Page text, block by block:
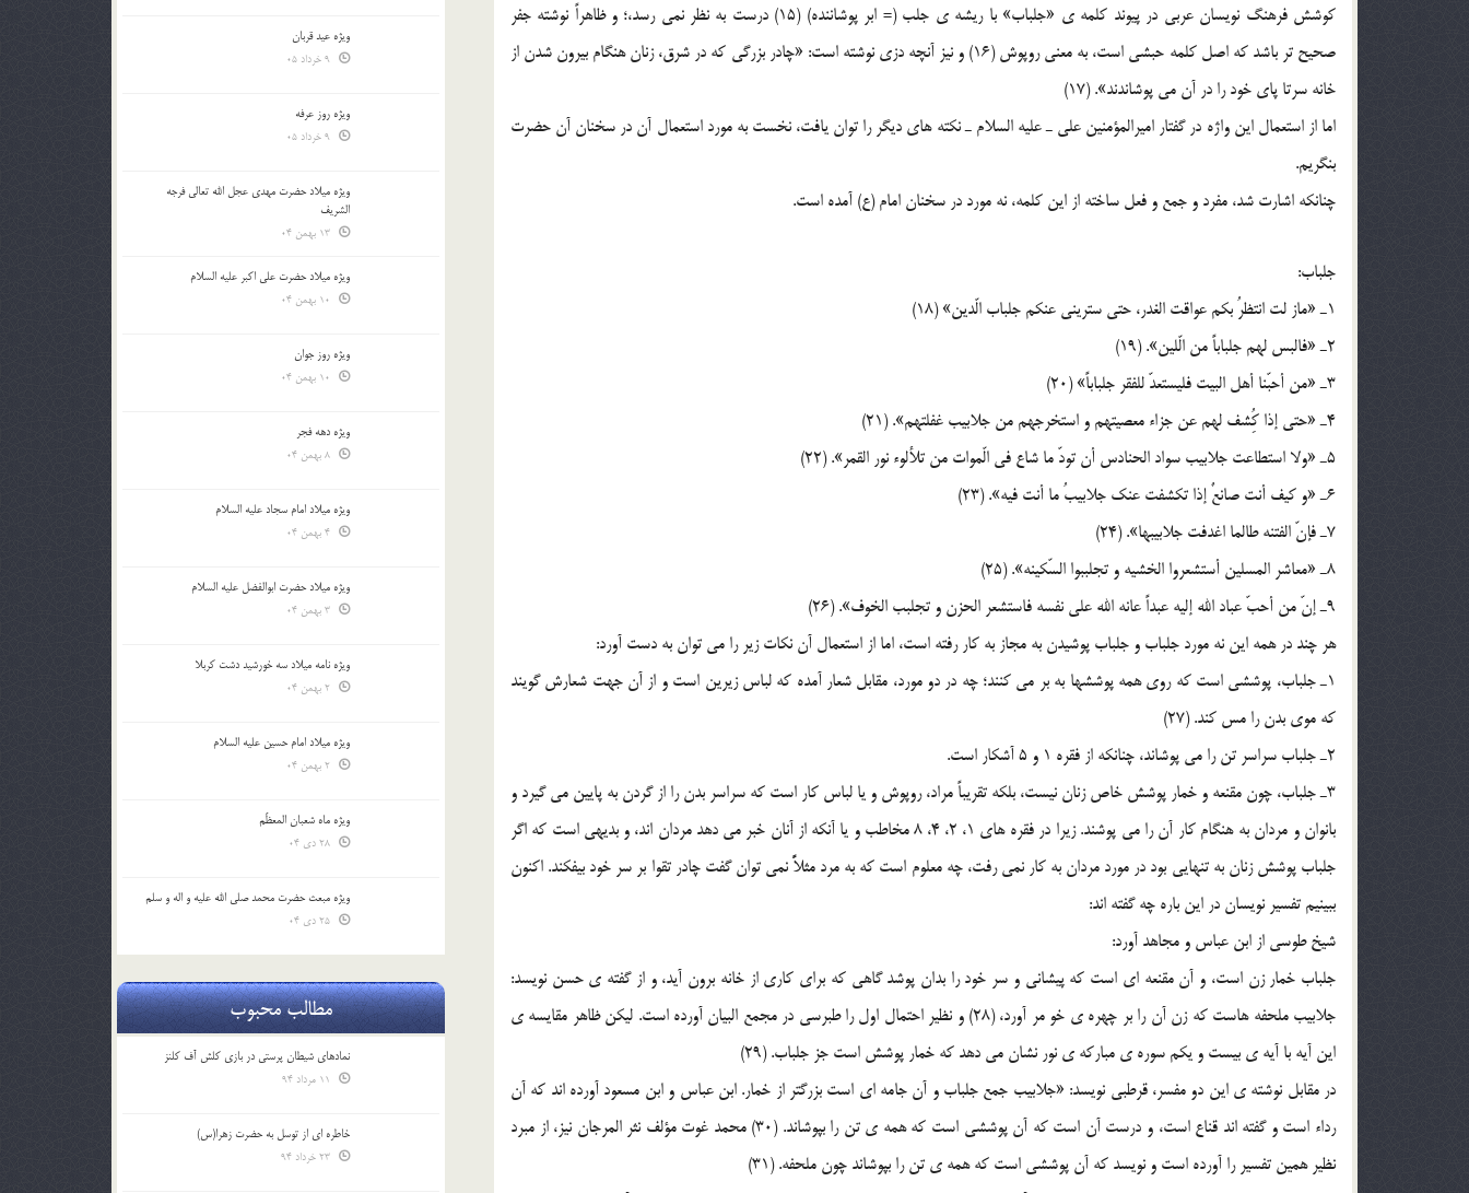
کوشش فرهنگ نويسان عربي در پيوند کلمه ي «جلباب» با ريشه ي جلب (= ابر پوشاننده) (15) درست به نظر نمي رسد،؛ و ظاهراً نوشته جفر
صحيح تر باشد که اصل کلمه حبشي است، به معني روپوش (16) و نيز آنچه دزي نوشته است: «چادر بزرگي که در شرق، زنان هنگام بيرون شدن از
خانه سرتا پاي خود را در آن مي پوشاندند». (17)
اما از استعمال اين واژه در گفتار اميرالمؤمنين علي ـ عليه السلام ـ نکته هاي ديگر را توان يافت، نخست به مورد استعمال آن در سخنان آن حضرت
بنگريم.
چنانکه اشارت شد، مفرد و جمع و فعل ساخته از اين کلمه، نه مورد در سخنان امام (ع) آمده است.
جلباب:
1ـ «ماز لت انتظرُ بکم عواقت الغدر، حتي ستريني عنکم جلباب الّدين» (18)
2ـ «فالبس لهم جلباباً من الّلين». (19)
3ـ «من أحبّنا أهل البيت فليستعدّ للفقر جلباباً» (20)
4ـ «حتي إذا کُِشف لهم عن جزاء معصيتهم و استخرجهم من جلابيب غفلتهم». (21)
5ـ «ولا استطاعت جلابيب سواد الحنادس أن تودّ ما شاع في الّموات من تلألوء نور القمر». (22)
6ـ «و کيف أنت صانعٌ إذا تکشفت عنک جلابيبُ ما أنت فيه». (23)
7ـ فإنّ الفتنه طالما اغدفت جلابيبها». (24)
8ـ «معاشر المسلين أستشعروا الخشيه و تجلببوا السّکينه». (25)
9ـ إنّ من أحبّ عباد الله إليه عبداً عانه الله علي نفسه فاستشعر الحزن و تجلبب الخوف». (26)
هر چند در همه اين نه مورد جلباب و جلباب پوشيدن به مجاز به کار رفته است، اما از استعمال آن نکات زير را مي توان به دست آورد:
1ـ جلباب، پوششي است که روي همه پوششها به بر مي کنند؛ چه در دو مورد، مقابل شعار آمده که لباس زيرين است و از آن جهت شعارش گويند
که موي بدن را مس کند. (27)
2ـ جلباب سراسر تن را مي پوشاند، چنانکه از فقره 1 و 5 آشکار است.
3ـ جلباب، چون مقنعه و خمار پوشش خاص زنان نيست، بلکه تقريباً مراد، روپوش و يا لباس کار است که سراسر بدن را از گردن به پايين مي گيرد و
بانوان و مردان به هنگام کار آن را مي پوشند. زيرا در فقره هاي 1، 2، 4، 8 مخاطب و يا آنکه از آنان خبر مي دهد مردان اند، و بديهي است که اگر
جلباب پوشش زنان به تنهايي بود در مورد مردان به کار نمي رفت، چه معلوم است که به مرد مثلاًً نمي توان گفت چادر تقوا بر سر خود بيفکند. اکنون
ببينيم تفسير نويسان در اين باره چه گفته اند:
شيخ طوسي از ابن عباس و مجاهد آورد:
جلباب خمار زن است، و آن مقنعه اي است که پيشاني و سر خود را بدان پوشد گاهي که براي کاري از خانه برون آيد، و از گفته ي حسن نويسد:
جلابيب ملحفه هاست که زن آن را بر چهره ي خو مر آورد، (28) و نظير احتمال اول را طبرسي در مجمع البيان آورده است. ليکن ظاهر مقايسه ي
اين آيه با آيه ي بيست و يکم سوره ي مبارکه ي نور نشان مي دهد که خمار پوشش است جز جلباب. (29)
در مقابل نوشته ي اين دو مفسر، قرطبي نويسد: «جلابيب جمع جلباب و آن جامه اي است بزرگتر از خمار. ابن عباس و ابن مسعود آورده اند که آن
رداء است و گفته اند قناع است، و درست آن است که آن پوششي است که همه ي تن را بپوشاند. (30) محمد غوت مؤلف نثر المرجان نيز، از مبرد
نظير همين تفسير را آورده است و نويسد که آن پوششي است که همه ي تن را بپوشاند چون ملحفه. (31)
ویژه عید قربان
ویژه روز عرفه
ویژه میلاد حضرت مهدی عجل الله تعالی فرجه
الشريف
ویژه میلاد حضرت علی اکبر علیه السلام
ویژه روز جوان
ویژه دهه فجر
ویژه میلاد امام سجاد علیه السلام
ویژه میلاد حضرت ابوالفضل علیه السلام
ویژه نامه میلاد سه خورشید دشت کربلا
ویژه میلاد امام حسین علیه السلام
ویژه ماه شعبان المعظّم
ویژه مبعث حضرت محمد صلی الله علیه و اله و سلم
مطالب محبوب
نمادهای شیطان پرستی در بازی کلش آف کلنز
خاطره ای از توسل به حضرت زهرا(س)